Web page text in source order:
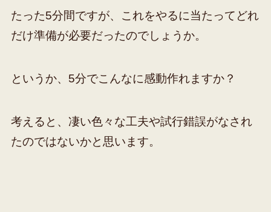
たった5分間ですが、これをやるに当たってどれ
だけ準備が必要だったのでしょうか。
というか、5分でこんなに感動作れますか？
考えると、凄い色々な工夫や試行錯誤がなされ
たのではないかと思います。